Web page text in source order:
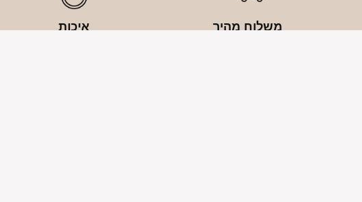
משלוח מהיר איכות